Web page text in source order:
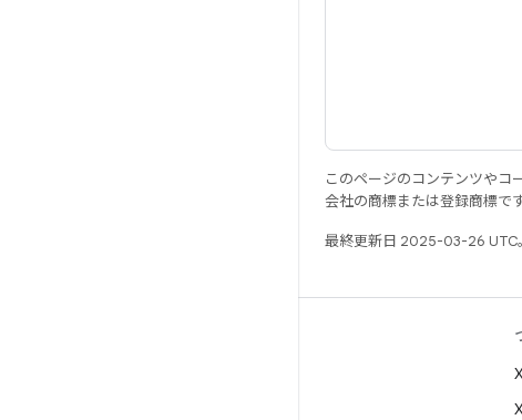
このページのコンテンツやコ
会社の商標または登録商標です
最終更新日 2025-03-26 UTC。